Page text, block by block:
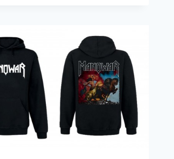
ИЗБЕРЕТЕ
СЕЗОННИ
МАРАТОНКИ
ADIDAS